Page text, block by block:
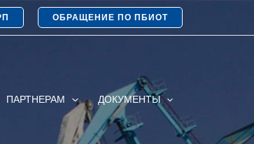
ОБРАЩЕНИЕ ПО ПБИОТ
ПАРТНЕРАМ ДОКУМЕНТЫ